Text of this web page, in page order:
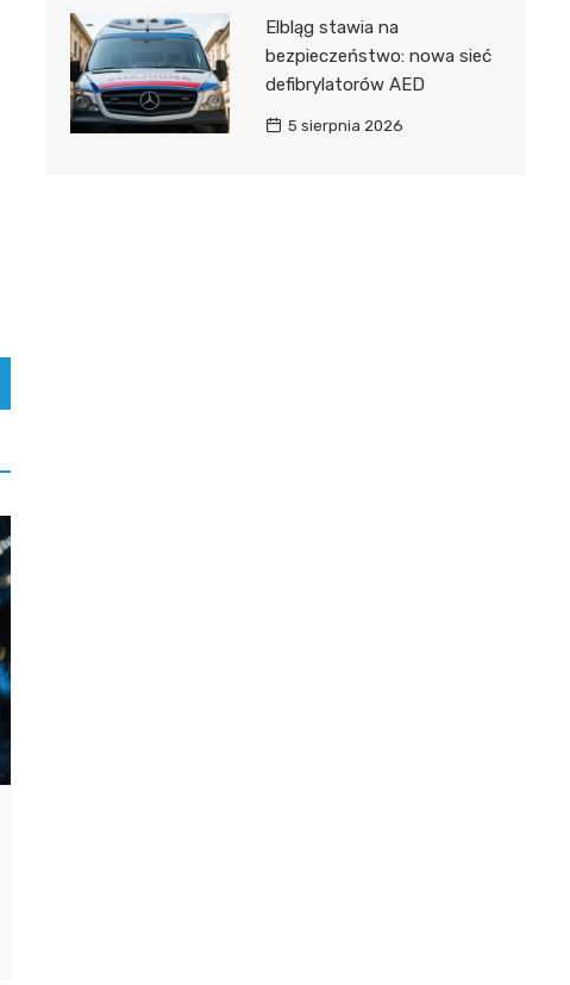
Elbląg stawia na
bezpieczeństwo: nowa sieć
defibrylatorów AED
5 sierpnia 2026